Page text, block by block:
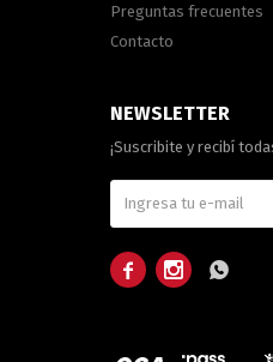
Preguntas frecuentes
Contacto
NEWSLETTER
¡Suscribite y recibí
  